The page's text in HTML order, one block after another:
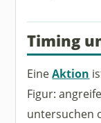
Timing
EineAktion
Figur:
untersuchen